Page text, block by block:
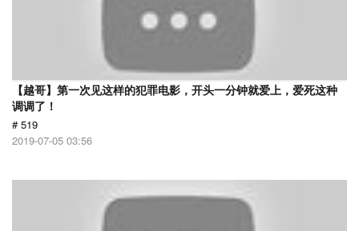
【越哥】第一次见这样的犯罪电影，开头一分钟就爱上，爱死这种
调调了！
# 519
2019-07-05 03:56